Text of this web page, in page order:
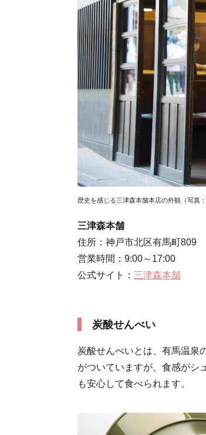
歴史を感じる三津森本舗本店の外観（写真
三津森本舗
住所：神戸市北区有馬町809
営業時間：9:00～17:00
公式サイト： 三津森本舗
炭酸せんべい
炭酸せんべいとは、有馬温泉
がついていますが、食感がシ
も安心して食べられます。